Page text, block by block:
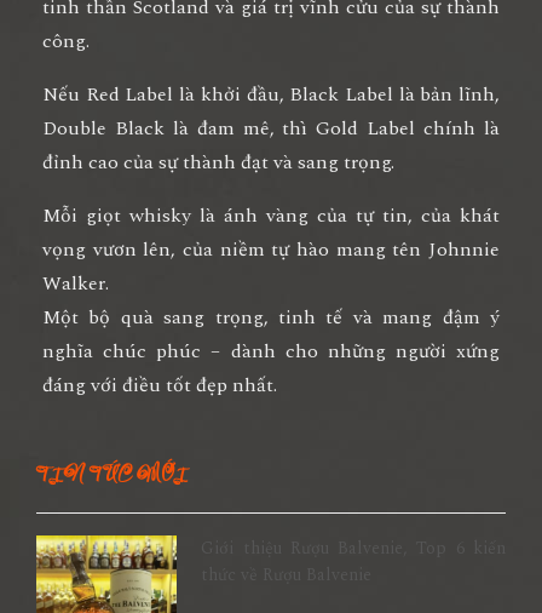
tinh thần Scotland và giá trị vĩnh cửu của sự thành
công.
Nếu Red Label là khởi đầu, Black Label là bản lĩnh,
Double Black là đam mê, thìGold Label chính là
đỉnh cao của sự thành đạt và sang trọng.
Mỗi giọt whisky là ánh vàng của tự tin, của khát
vọng vươn lên, của niềm tự hào mang tên Johnnie
Walker.
Một bộ quà sang trọng, tinh tế và mang đậm ý
nghĩa chúc phúc – dành cho những người xứng
đáng với điều tốt đẹp nhất.
TIN TỨC MỚI